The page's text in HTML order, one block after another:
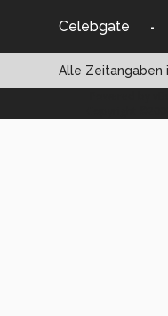
Celebgate -
Alle Zeitangaben